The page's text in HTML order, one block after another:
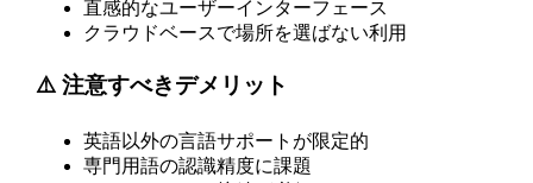
直感的なユーザーインターフェース
クラウドベースで場所を選ばない利用
⚠️ 注意すべきデメリット
英語以外の言語サポートが限定的
専門用語の認識精度に課題